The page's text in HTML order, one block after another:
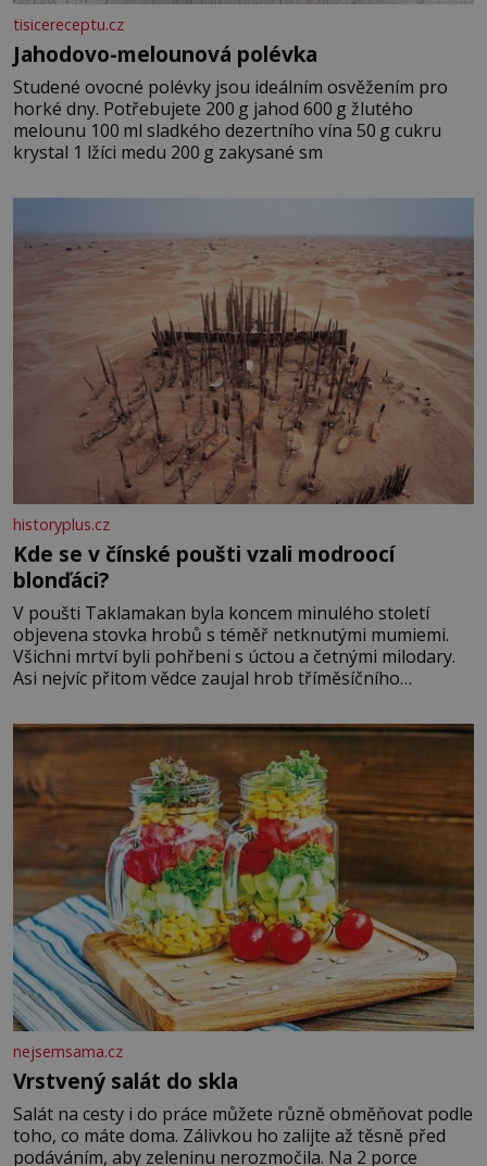
tisicereceptu.cz
Jahodovo-melounová polévka
Studené ovocné polévky jsou ideálním osvěžením pro
horké dny. Potřebujete 200 g jahod 600 g žlutého
melounu 100 ml sladkého dezertního vína 50 g cukru
krystal 1 lžíci medu 200 g zakysané sm
historyplus.cz
Kde se v čínské poušti vzali modroocí
blonďáci?
V poušti Taklamakan byla koncem minulého století
objevena stovka hrobů s téměř netknutými mumiemi.
Všichni mrtví byli pohřbeni s úctou a četnými milodary.
Asi nejvíc přitom vědce zaujal hrob tříměsíčního
blonďaté vlásky. Fakt, že jsou těla dávných lidí nesmírně
dobře zachovalá, přičítají odborníci zdejším klimatickým
podmínkám. Sucho, prosolené písky a extrémně
nejsemsama.cz
Vrstvený salát do skla
Salát na cesty i do práce můžete různě obměňovat podle
toho, co máte doma. Zálivkou ho zalijte až těsně před
podáváním, aby zeleninu nerozmočila. Na 2 porce